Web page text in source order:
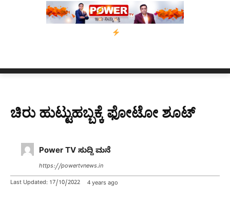
ಬೆಂಗಳೂರಿನಿಂದ ಅಸ್ಸಾಂ ಪ್ರವಾಹ ಸಂತ್ರಸ್ತರಿಗೆ
ಚಿರು ಹುಟ್ಟುಹಬ್ಬಕ್ಕೆ ಫೋಟೋ ಶೂಟ್
Power TV ಸುದ್ದಿ ಮನೆ
https://powertvnews.in
Last Updated: 17/10/2022 4 years ago